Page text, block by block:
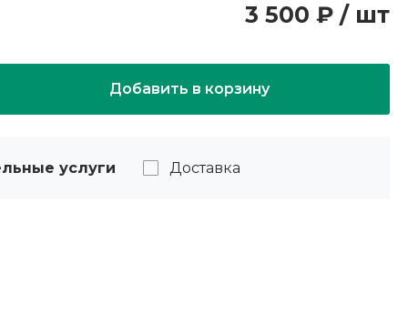
3 500 ₽ / шт
Добавить в корзину
услуги Доставка